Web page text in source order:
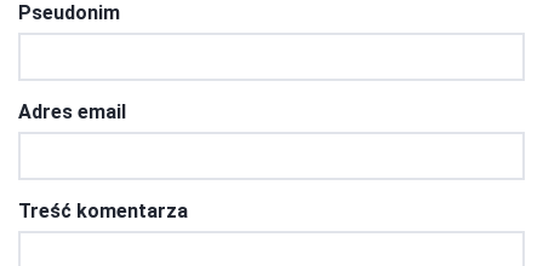
Pseudonim
Adres email
Treść komentarza